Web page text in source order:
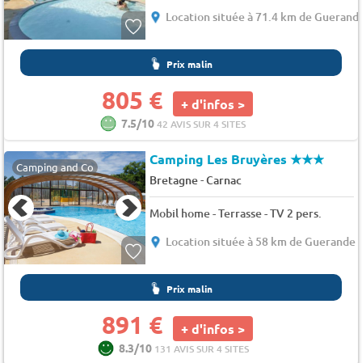
Location située à 71.4 km de
Prix malin
805 € + d'infos >
7.5/1042 AVIS SUR 4 SITES
Camping and Co Camping Les Bruyères★★★
Bretagne-Carnac
Mobil home - Terrasse - TV 2 pers.
Location située à 58 km de Guerande
Prix malin
891 € + d'infos >
8.3/10 131 AVIS SUR 4 SITES